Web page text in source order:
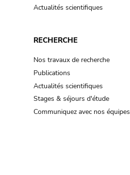
Actualités scientifiques
RECHERCHE
Nos travaux de recherche
Publications
Actualités scientifiques
Stages & séjours d'étude
Communiquez avec nos équipes